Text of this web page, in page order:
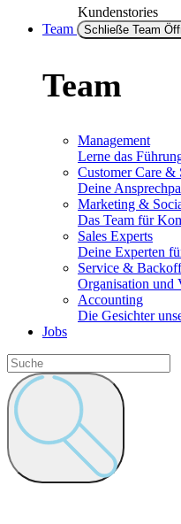
Kundenstories
Team
Schließe Team
Team
Management
Lerne das
Customer Care &
Deine
Marketing &
Das Team für
Sales Experts
Deine Experten
Service &
Organisation und
Accounting
Die Gesichter
Jobs